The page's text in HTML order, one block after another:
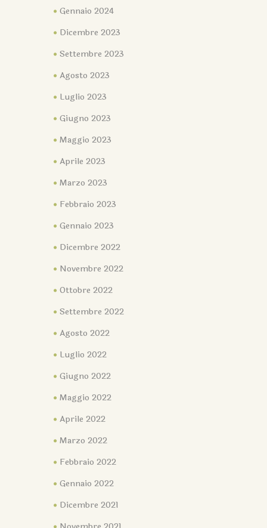
Gennaio 2024
Dicembre 2023
Settembre 2023
Agosto 2023
Luglio 2023
Giugno 2023
Maggio 2023
Aprile 2023
Marzo 2023
Febbraio 2023
Gennaio 2023
Dicembre 2022
Novembre 2022
Ottobre 2022
Settembre 2022
Agosto 2022
Luglio 2022
Giugno 2022
Maggio 2022
Aprile 2022
Marzo 2022
Febbraio 2022
Gennaio 2022
Dicembre 2021